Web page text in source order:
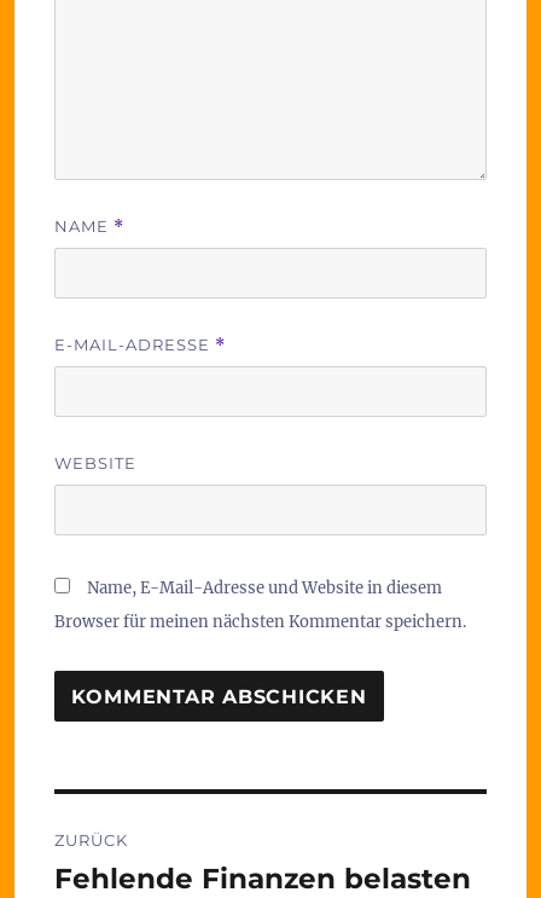
NAME *
E-MAIL-ADRESSE *
WEBSITE
Name, E-Mail-Adresse und Website in diesem
Browser für meinen nächsten Kommentar speichern.
ZURÜCK
Vorheriger
Fehlende Finanzen belasten